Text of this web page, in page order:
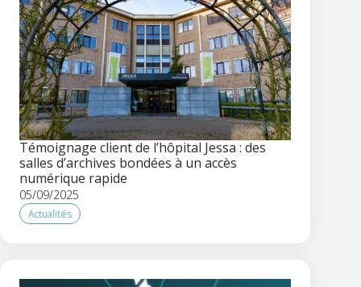
Témoignage client de l’hôpital Jessa : des
salles d’archives bondées à un accès
numérique rapide
05/09/2025
Actualités